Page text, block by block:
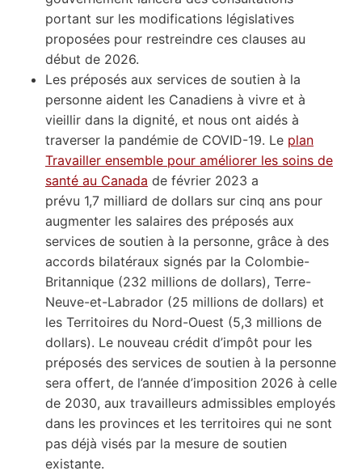
portant sur les modifications législatives
proposées pour restreindre ces clauses au
début de 2026.
Les préposés aux services de soutien à la
personne aident les Canadiens à vivre et à
vieillir dans la dignité, et nous ont aidés à
traverser la pandémie de COVID-19. Le plan
Travailler ensemble pour améliorer les soins de
santé au Canada de février 2023 a
prévu 1,7 milliard de dollars sur cinq ans pour
augmenter les salaires des préposés aux
services de soutien à la personne, grâce à des
accords bilatéraux signés par la Colombie-
Britannique (232 millions de dollars), Terre-
Neuve-et-Labrador (25 millions de dollars) et
les Territoires du Nord-Ouest (5,3 millions de
dollars). Le nouveau crédit d’impôt pour les
préposés des services de soutien à la personne
sera offert, de l’année d’imposition 2026 à celle
de 2030, aux travailleurs admissibles employés
dans les provinces et les territoires qui ne sont
pas déjà visés par la mesure de soutien
existante.